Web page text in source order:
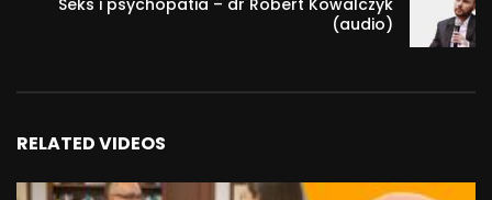
Seks i psychopatia – dr Robert Kowalczyk
(audio)
RELATED VIDEOS